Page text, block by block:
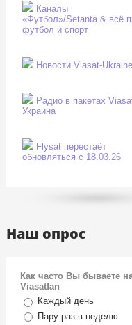
Каналы
«Футбол»/Setanta & всё
футбол и спорт
Новости Viasat-Ukraine
Радио в пакетах
Украина
Flysat перестаёт
обновляться с 18.03.26
Наш опрос
Как часто Вы бываете
Viasatfan
Каждый день
Пару раз в неделю